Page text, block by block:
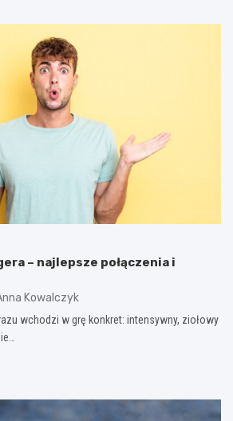
– najlepsze połączenia i
Kowalczyk
wchodzi w grę konkret: intensywny, ziołowy